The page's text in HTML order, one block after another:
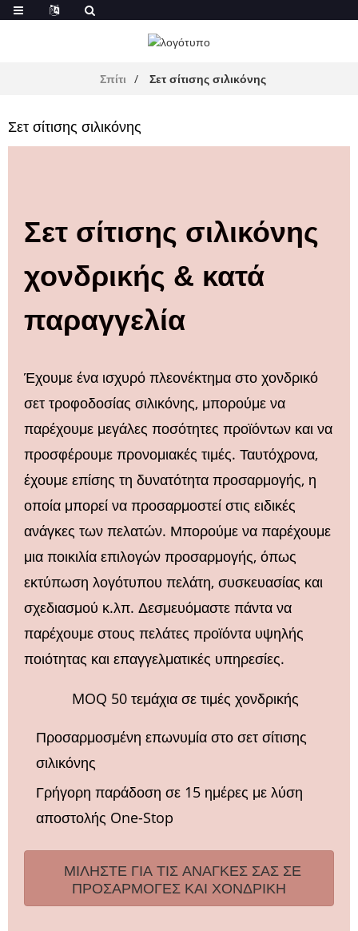
Σπίτι Σετ σίτισης σιλικόνης
Σετ σίτισης σιλικόνης
Σετ σίτισης σιλικόνης
χονδρικής & κατά
παραγγελία
Έχουμε ένα ισχυρό πλεονέκτημα στο χονδρικό
σετ τροφοδοσίας σιλικόνης, μπορούμε να
παρέχουμε μεγάλες ποσότητες προϊόντων και να
προσφέρουμε προνομιακές τιμές. Ταυτόχρονα,
έχουμε επίσης τη δυνατότητα προσαρμογής, η
οποία μπορεί να προσαρμοστεί στις ειδικές
ανάγκες των πελατών. Μπορούμε να παρέχουμε
μια ποικιλία επιλογών προσαρμογής, όπως
εκτύπωση λογότυπου πελάτη, συσκευασίας και
σχεδιασμού κ.λπ. Δεσμευόμαστε πάντα να
παρέχουμε στους πελάτες προϊόντα υψηλής
ποιότητας και επαγγελματικές υπηρεσίες.
MOQ 50 τεμάχια σε τιμές χονδρικής
Προσαρμοσμένη επωνυμία στο σετ σίτισης
σιλικόνης
Γρήγορη παράδοση σε 15 ημέρες με λύση
αποστολής One-Stop
ΜΙΛΗΣΤΕ ΓΙΑ ΤΙΣ ΑΝΑΓΚΕΣ ΣΑΣ ΣΕ
ΠΡΟΣΑΡΜΟΓΕΣ ΚΑΙ ΧΟΝΔΡΙΚΗ